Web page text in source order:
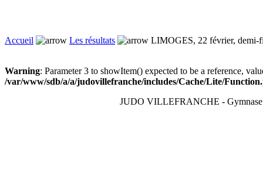
Accueil Les résultats LIMOGES, 22 février, demi-
Warning: Parameter 3 to showItem() expected to be a reference,
/var/www/sdb/a/a/judovillefranche/includes/Cache/Lite/
JUDO VILLEFRANCHE - Gymnase